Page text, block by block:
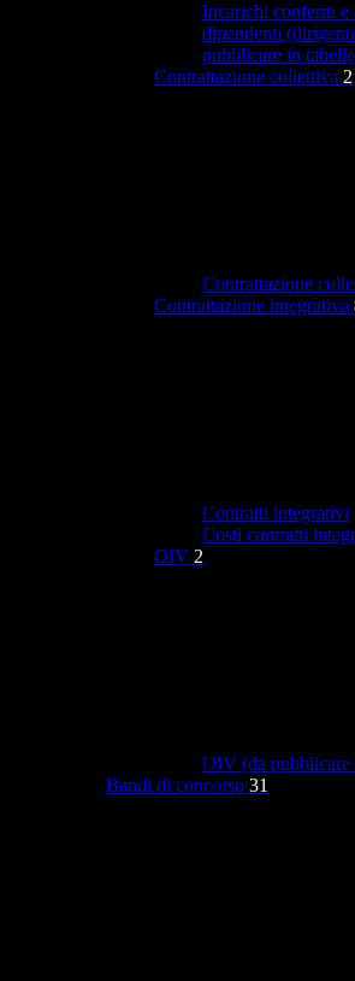
Incarichi conferiti e
dipendenti
pubblicare in
Contrattazione collettiva 2
Contrattazione
Contrattazione integrativa
Contratti integrativi
Costi contratti
OIV 2
OIV (da pubblicare
Bandi di concorso 31